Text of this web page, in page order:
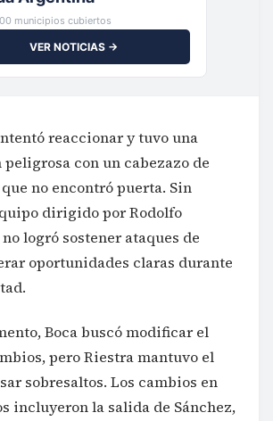
municipios cubiertos
VER NOTICIAS →
reaccionar y tuvo una
con un cabezazo de
no encontró puerta. Sin
dirigido por Rodolfo
logró sostener ataques de
oportunidades claras durante
Boca buscó modificar el
pero Riestra mantuvo el
sobresaltos. Los cambios en
incluyeron la salida de Sánchez,